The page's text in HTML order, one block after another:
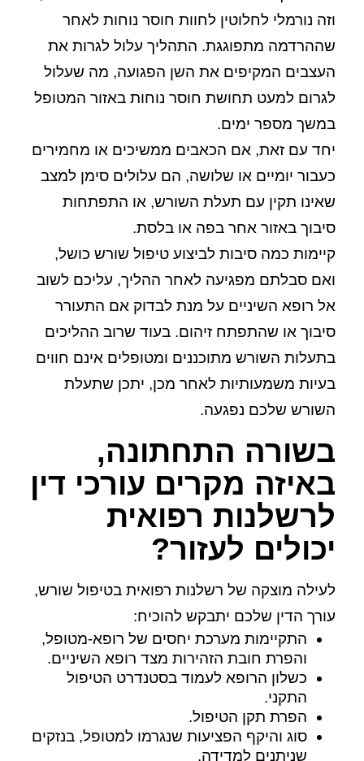
וזה נורמלי לחלוטין לחוות חוסר נוחות לאחר
שההרדמה מתפוגגת. התהליך עלול לגרות את
העצבים המקיפים את השן הפגועה, מה שעלול
לגרום למעט תחושת חוסר נוחות באזור המטופל
במשך מספר ימים.
יחד עם זאת, אם הכאבים ממשיכים או מחמירים
כעבור יומיים או שלושה, הם עלולים סימן למצב
שאינו תקין עם תעלת השורש, או התפתחות
סיבוך באזור אחר בפה או בלסת.
קיימות כמה סיבות לביצוע טיפול שורש כושל,
ואם סבלתם מפגיעה לאחר ההליך, עליכם לשוב
אל רופא השיניים על מנת לבדוק אם התעורר
סיבוך או שהתפתח זיהום. בעוד שרוב ההליכים
בתעלות השורש מתוכננים ומטופלים אינם חווים
בעיות משמעותיות לאחר מכן, יתכן שתעלת
השורש שלכם נפגעה.
בשורה התחתונה,
באיזה מקרים עורכי דין
לרשלנות רפואית
יכולים לעזור?
לעילה מוצקה של רשלנות רפואית בטיפול שורש,
עורך הדין שלכם יתבקש להוכיח:
התקיימות מערכת יחסים של רופא-מטופל,
והפרת חובת הזהירות מצד רופא השיניים.
כשלון הרופא לעמוד בסטנדרט הטיפול
התקני.
הפרת תקן הטיפול.
סוג והיקף הפציעות שנגרמו למטופל, בנזקים
שניתנים למדידה.